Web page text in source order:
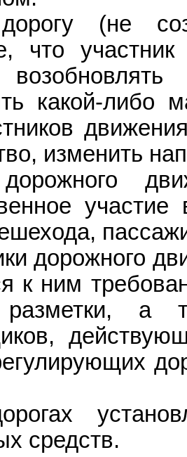
дорогу (не
что
какой-либо
изменить
дорожного
дорожного
к ним
а
средств.